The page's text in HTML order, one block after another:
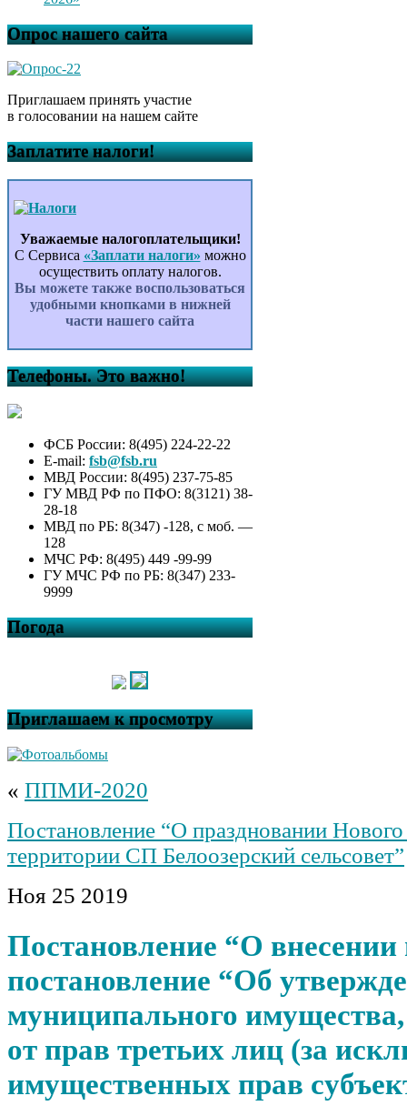
Опрос нашего сайта
Приглашаем принять участие
в голосовании на нашем сайте
Заплатите налоги!
Уважаемые налогоплательщики!
С Сервиса «Заплати налоги» можно
осуществить оплату налогов.
Вы можете также воспользоваться
удобными кнопками в нижней
части нашего сайта
Телефоны. Это важно!
ФСБ России: 8(495) 224-22-22
E-mail: fsb@fsb.ru
МВД России: 8(495) 237-75-85
ГУ МВД РФ по ПФО: 8(3121) 38-
28-18
МВД по РБ: 8(347) -128, с моб. —
128
МЧС РФ: 8(495) 449 -99-99
ГУ МЧС РФ по РБ: 8(347) 233-
9999
Погода
Приглашаем к просмотру
« ППМИ-2020
Постановление “О праздновании Нового
территории СП Белоозерский сельсовет”
Ноя 25 2019
Постановление “О внесении
постановление “Об
муниципального имущества,
от прав третьих лиц (за
имущественных прав